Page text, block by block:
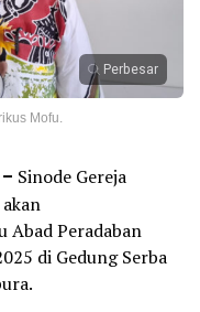
Perbesar
Mofu.
Sinode Gereja
Abad Peradaban
di Gedung Serba